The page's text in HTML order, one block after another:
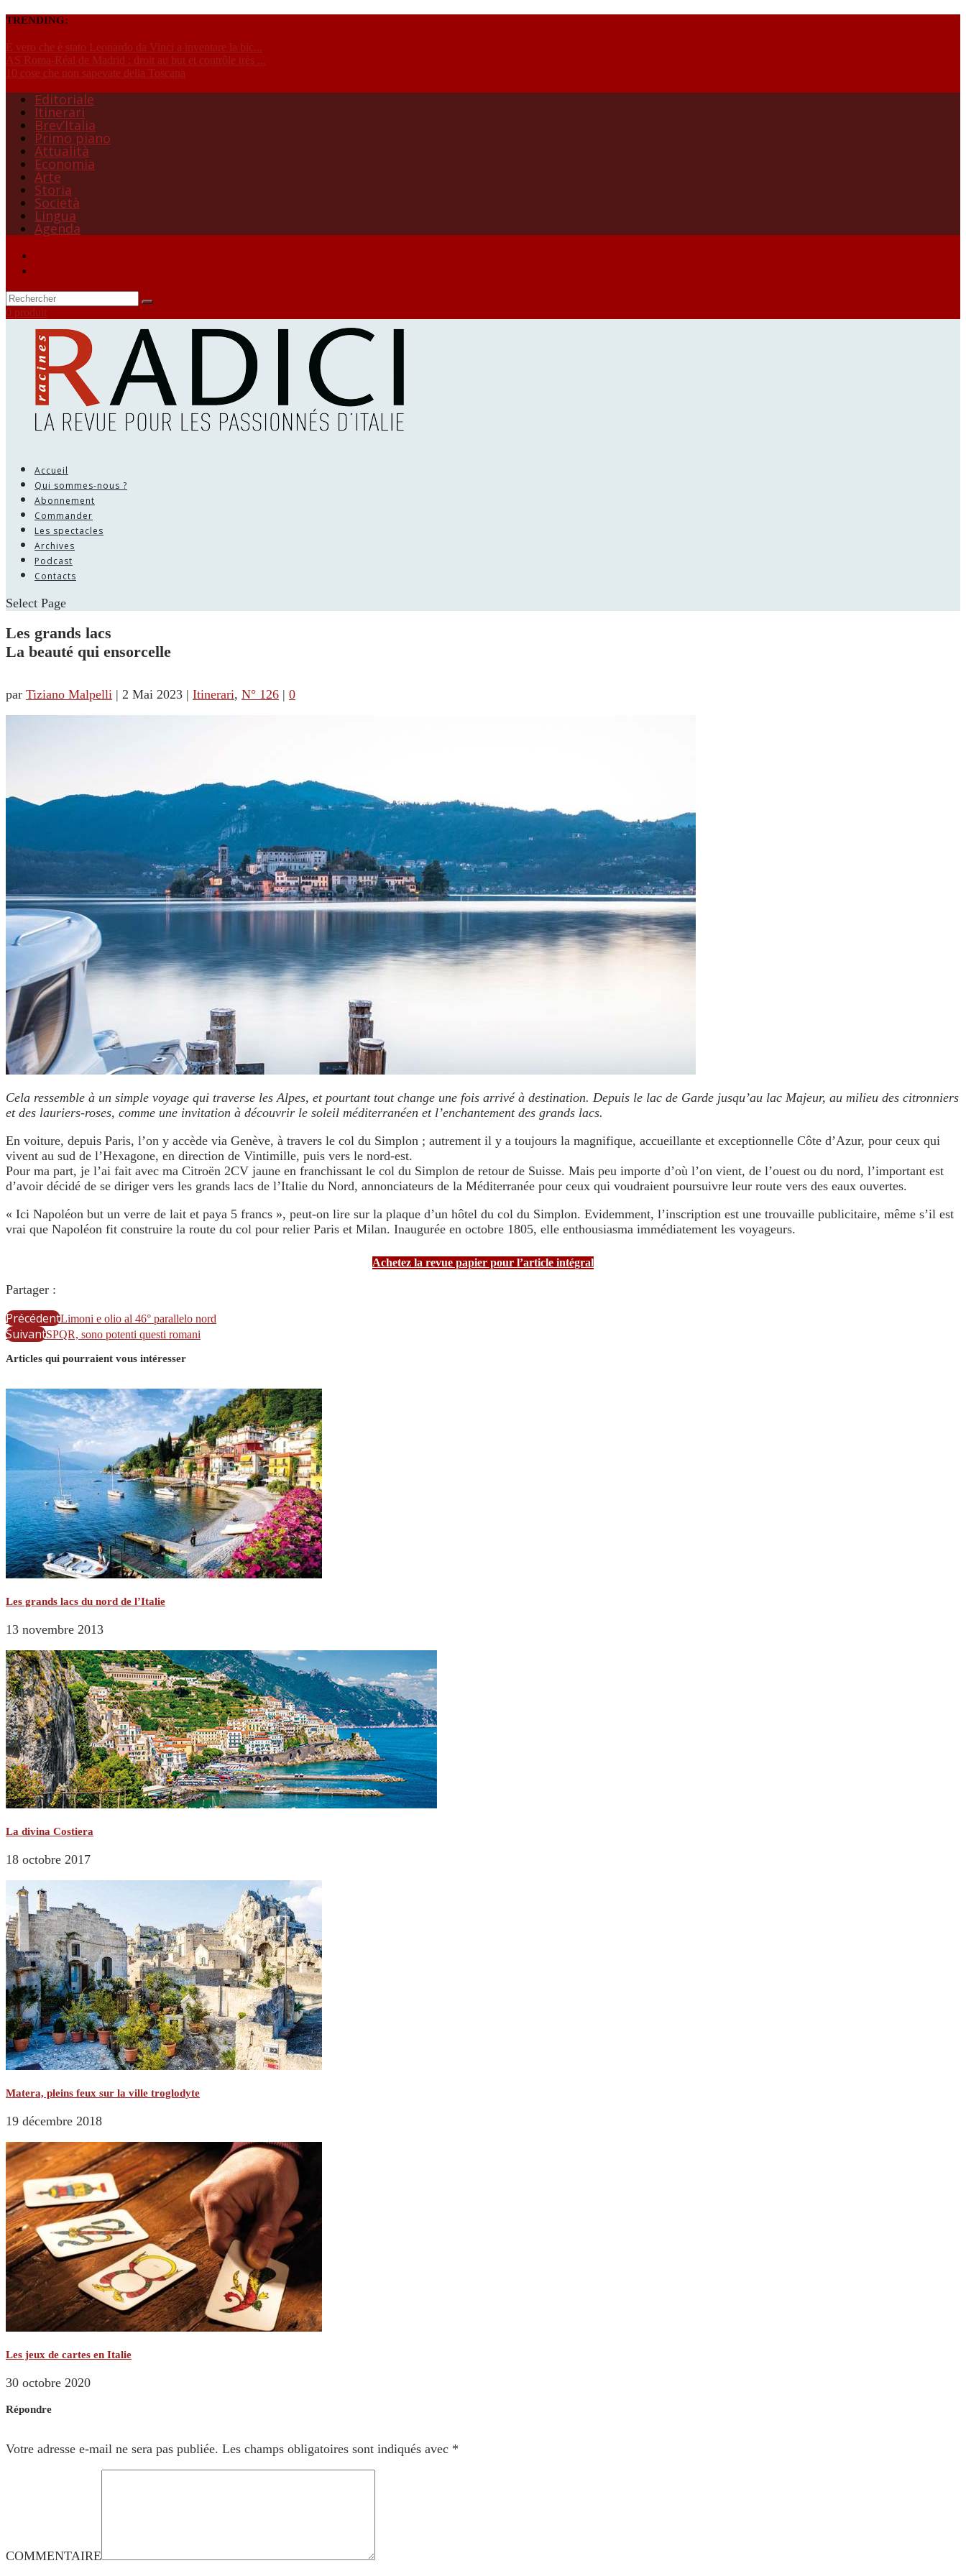
TRENDING:
È vero che è stato Leonardo da Vinci a inventare la bic...
AS Roma-Réal de Madrid : droit au but et contrôle très ...
10 cose che non sapevate della Toscana
Editoriale
Itinerari
Brev’Italia
Primo piano
Attualità
Economia
Arte
Storia
Società
Lingua
Agenda
0 produit
Accueil
Qui sommes-nous ?
Abonnement
Commander
Les spectacles
Archives
Podcast
Contacts
Select Page
Les grands lacs
La beauté qui ensorcelle
par Tiziano Malpelli | 2 Mai 2023 | Itinerari, N° 126 | 0
Cela ressemble à un simple voyage qui traverse les Alpes, et pourtant tout change une fois arrivé à destination. Depuis le lac de Garde jusqu’au lac Majeur, au milieu des citronniers
et des lauriers-roses, comme une invitation à découvrir le soleil méditerranéen et l’enchantement des grands lacs.
En voiture, depuis Paris, l’on y accède via Genève, à travers le col du Simplon ; autrement il y a toujours la magnifique, accueillante et exceptionnelle Côte d’Azur, pour ceux qui
vivent au sud de l’Hexagone, en direction de Vintimille, puis vers le nord-est.
Pour ma part, je l’ai fait avec ma Citroën 2CV jaune en franchissant le col du Simplon de retour de Suisse. Mais peu importe d’où l’on vient, de l’ouest ou du nord, l’important est
d’avoir décidé de se diriger vers les grands lacs de l’Italie du Nord, annonciateurs de la Méditerranée pour ceux qui voudraient poursuivre leur route vers des eaux ouvertes.
« Ici Napoléon but un verre de lait et paya 5 francs », peut-on lire sur la plaque d’un hôtel du col du Simplon. Evidemment, l’inscription est une trouvaille publicitaire, même s’il est
vrai que Napoléon fit construire la route du col pour relier Paris et Milan. Inaugurée en octobre 1805, elle enthousiasma immédiatement les voyageurs.
Achetez la revue papier pour l’article intégral
Partager :
PrécédentLimoni e olio al 46° parallelo nord
SuivantSPQR, sono potenti questi romani
Articles qui pourraient vous intéresser
Les grands lacs du nord de l’Italie
13 novembre 2013
La divina Costiera
18 octobre 2017
Matera, pleins feux sur la ville troglodyte
19 décembre 2018
Les jeux de cartes en Italie
30 octobre 2020
Répondre
Votre adresse e-mail ne sera pas publiée. Les champs obligatoires sont indiqués avec *
COMMENTAIRE